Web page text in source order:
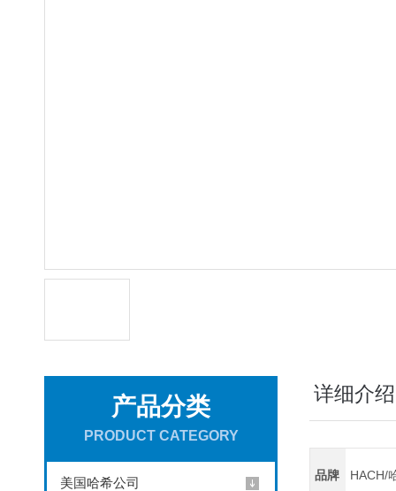
产品分类
PRODUCT CATEGORY
美国哈希公司
详细介绍
品牌 HACH/